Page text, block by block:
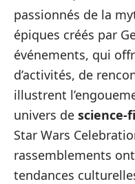
passionnés de la
épiques créés par
événements, qui
d’activités, de
illustrent
univers de science-
Star Wars
rassemblements
tendances